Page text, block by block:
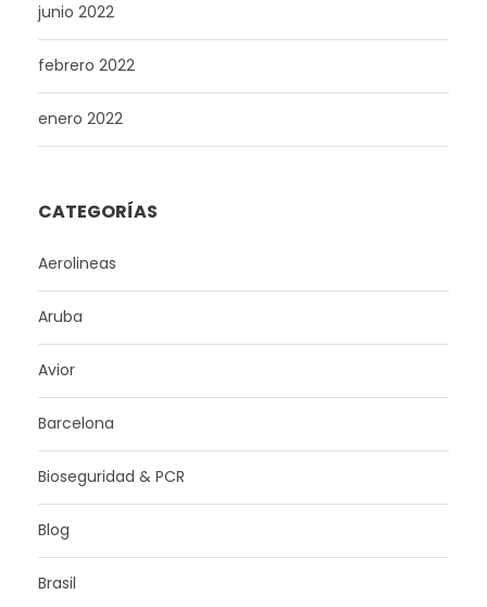
junio 2022
febrero 2022
enero 2022
CATEGORÍAS
Aerolineas
Aruba
Avior
Barcelona
Bioseguridad & PCR
Blog
Brasil